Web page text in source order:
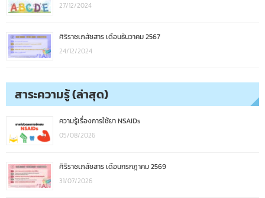
27/12/2024
ศิริราชเภสัชสาร เดือนธันวาคม 2567
24/12/2024
สาระความรู้ (ล่าสุด)
ความรู้เรื่องการใช้ยา NSAIDs
05/08/2026
ศิริราชเภสัชสาร เดือนกรกฎาคม 2569
31/07/2026